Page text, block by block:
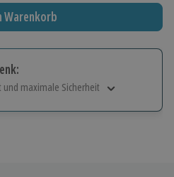
Warenkorb
und maximale Sicherheit